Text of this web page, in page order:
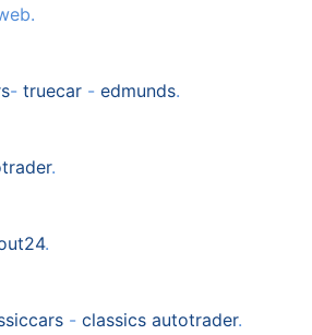
- truecar - edmunds.
.
.
- classics autotrader.